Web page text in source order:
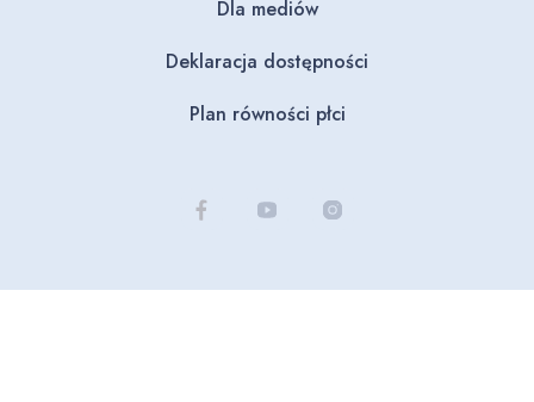
Dla mediów
Deklaracja dostępności
Plan równości płci